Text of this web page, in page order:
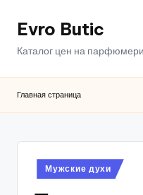
ПерейтиEvro Butic
Каталог цен на
Главная страница
Опубликовано
в
Мужские духи